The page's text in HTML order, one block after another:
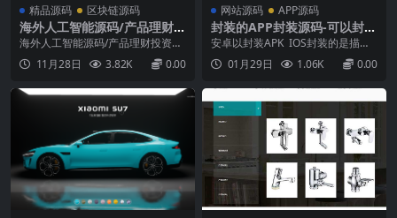
精品源码 区块链源码
海外人工智能源码/产品理财投
资任务系统源码/投资源码
海外人工智能源码/产品理财投资任
务系统源码/投资源码...
11月28日 3.82K 0.00
网站源码 APP源码
封装的APP封装源码-可以封装
安卓和IOS
安卓以封装APK IOS封装的是描述
文件可以去除顶部网址，绿标签名
等等很多功能...
01月29日 1.06K 0.00